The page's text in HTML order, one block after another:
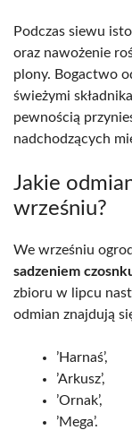
Podczas siewu
oraz nawożenie
plony. Bogactwo
świeżymi
pewnością
nadchodzących
Jakie
wrześniu?
We wrześniu
sadzeniem
zbioru w lipcu
odmian znajdują
’Harnaś’,
’Arkusz’,
’Ornak’,
’Mega’.